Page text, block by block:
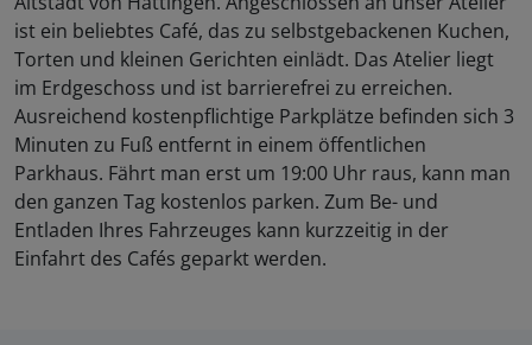
ist ein beliebtes Café, das zu selbstgebackenen Kuchen,
Torten und kleinen Gerichten einlädt. Das Atelier liegt
im Erdgeschoss und ist barrierefrei zu erreichen.
Ausreichend kostenpflichtige Parkplätze befinden sich 3
Minuten zu Fuß entfernt in einem öffentlichen
Parkhaus. Fährt man erst um 19:00 Uhr raus, kann man
den ganzen Tag kostenlos parken. Zum Be- und
Entladen Ihres Fahrzeuges kann kurzzeitig in der
Einfahrt des Cafés geparkt werden.